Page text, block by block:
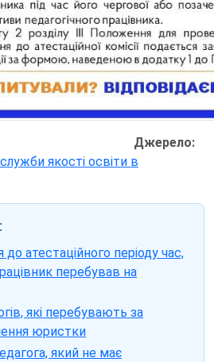
Джерело:
якості освіти в
атестаційного періоду час,
перебував на
які перебувають за
юристки
який не має